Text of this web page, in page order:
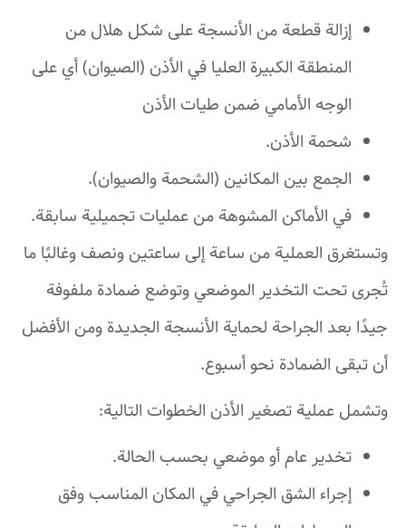
إزالة قطعة من الأنسجة على شكل هلال من
المنطقة الكبيرة العليا في الأذن (الصيوان) أي على
الوجه الأمامي ضمن طيات الأذن
شحمة الأذن.
الجمع بين المكانين (الشحمة والصيوان).
في الأماكن المشوهة من عمليات تجميلية سابقة.
وتستغرق العملية من ساعة إلى ساعتين ونصف وغالبًا ما
تُجرى تحت التخدير الموضعي وتوضع ضمادة ملفوفة
جيدًا بعد الجراحة لحماية الأنسجة الجديدة ومن الأفضل
أن تبقى الضمادة نحو أسبوع.
وتشمل عملية تصغير الأذن الخطوات التالية:
تخدير عام أو موضعي بحسب الحالة.
إجراء الشق الجراحي في المكان المناسب وفق